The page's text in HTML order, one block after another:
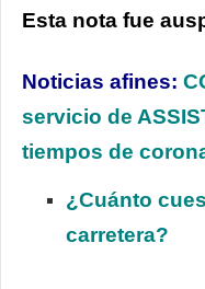
Esta nota fue
Noticias afines:
servicio de
tiempos de
¿Cuánto
carretera?